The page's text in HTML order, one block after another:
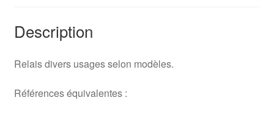
Description
Relais divers usages selon modèles.
Références équivalentes :